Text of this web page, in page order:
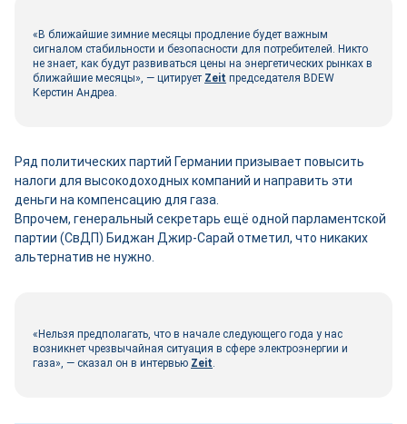
«В ближайшие зимние месяцы продление будет важным
сигналом стабильности и безопасности для потребителей. Никто
не знает, как будут развиваться цены на энергетических рынках в
ближайшие месяцы», — цитирует Zeit председателя BDEW
Керстин Андреа.
Ряд политических партий Германии призывает повысить
налоги для высокодоходных компаний и направить эти
деньги на компенсацию для газа.
Впрочем, генеральный секретарь ещё одной парламентской
партии (СвДП) Биджан Джир-Сарай отметил, что никаких
альтернатив не нужно.
«Нельзя предполагать, что в начале следующего года у нас
возникнет чрезвычайная ситуация в сфере электроэнергии и
газа», — сказал он в интервью Zeit.